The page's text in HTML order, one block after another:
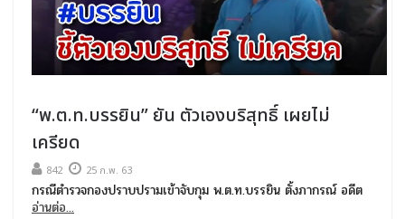
“พ.ต.ท.บรรยิน” ยัน ตัวเองบริสุทธิ์ เผยไม่
เครียด
842 25 ก.พ. 63
กรณีตำรวจกองปราบปรามเข้าจับกุม พ.ต.ท.บรรยิน ตั้งภากรณ์ อดีต
อ่านต่อ...